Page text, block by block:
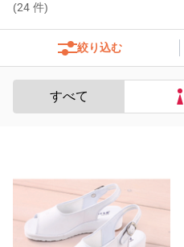
(24 件)
絞り込む
すべて